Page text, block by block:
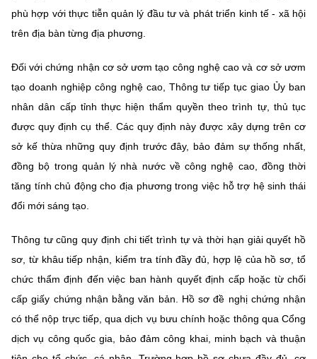
phù hợp với thực tiễn quản lý đầu tư và phát triển kinh tế - xã hội
trên địa bàn từng địa phương.
Đối với chứng nhận cơ sở ươm tạo công nghệ cao và cơ sở ươm
tạo doanh nghiệp công nghệ cao, Thông tư tiếp tục giao Ủy ban
nhân dân cấp tỉnh thực hiện thẩm quyền theo trình tự, thủ tục
được quy định cụ thể. Các quy định này được xây dựng trên cơ
sở kế thừa những quy định trước đây, bảo đảm sự thống nhất,
đồng bộ trong quản lý nhà nước về công nghệ cao, đồng thời
tăng tính chủ động cho địa phương trong việc hỗ trợ hệ sinh thái
đổi mới sáng tạo.
Thông tư cũng quy định chi tiết trình tự và thời hạn giải quyết hồ
sơ, từ khâu tiếp nhận, kiểm tra tính đầy đủ, hợp lệ của hồ sơ, tổ
chức thẩm định đến việc ban hành quyết định cấp hoặc từ chối
cấp giấy chứng nhận bằng văn bản. Hồ sơ đề nghị chứng nhận
có thể nộp trực tiếp, qua dịch vụ bưu chính hoặc thông qua Cổng
dịch vụ công quốc gia, bảo đảm công khai, minh bạch và thuận